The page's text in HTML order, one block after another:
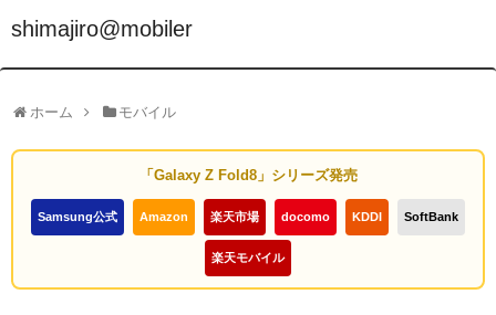
shimajiro@mobiler
ホーム モバイル
「Galaxy Z Fold8」シリーズ発売
Samsung公式 Amazon 楽天市場 docomo KDDI SoftBank
楽天モバイル